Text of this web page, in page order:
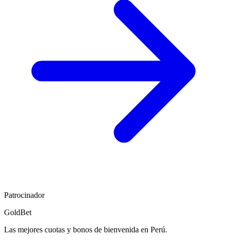
Patrocinador
GoldBet
Las mejores cuotas y bonos de bienvenida en Perú.